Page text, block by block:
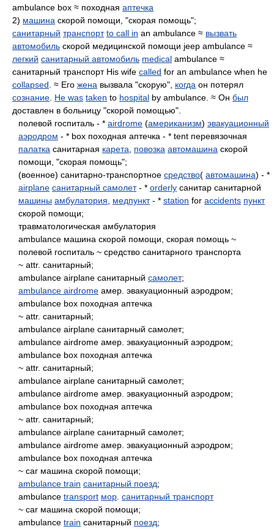
ambulance box ≈ походная аптечка
2) машина скорой помощи, "скорая помощь";
санитарный транспорт to call in an ambulance ≈ вызвать
автомобиль скорой медицинской помощи jeep ambulance ≈
легкий санитарный автомобиль medical ambulance ≈
санитарный транспорт His wife called for an ambulance when he
collapsed . ≈ Его жена вызвала "скорую", когда он потерял
сознание He was taken to hospital by ambulance. ≈ Он был
доставлен в больницу "скорой помощью".
полевой госпиталь - * airdrome (американизм) эвакуационный
аэродром - * box походная аптечка - * tent перевязочная
палатка санитарная карета повозка автомашина скорой
помощи, "скорая помощь";
(военное) санитарно-транспортное средство( автомашина) - *
airplane санитарный самолет- * orderly санитар санитарной
машины амбулатория медпункт- * station for accidents пункт
скорой помощи;
травматологическая амбулатория
ambulance машина скорой помощи, скорая помощь ~
полевой госпиталь ~ средство санитарного транспорта
~ attr. санитарный;
ambulance airplane санитарный самолет;
ambulance airdrome амер. эвакуационный аэродром;
ambulance box походная аптечка
~ attr. санитарный;
ambulance airplane санитарный самолет;
ambulance airdrome амер. эвакуационный аэродром;
ambulance box походная аптечка
~ attr. санитарный;
ambulance airplane санитарный самолет;
ambulance airdrome амер. эвакуационный аэродром;
ambulance box походная аптечка
~ attr. санитарный;
ambulance airplane санитарный самолет;
ambulance airdrome амер. эвакуационный аэродром;
ambulance box походная аптечка
~ car машина скорой помощи;
ambulance train санитарный поезд;
ambulance transport мор санитарный транспорт
~ car машина скорой помощи;
ambulance train санитарный поезд;